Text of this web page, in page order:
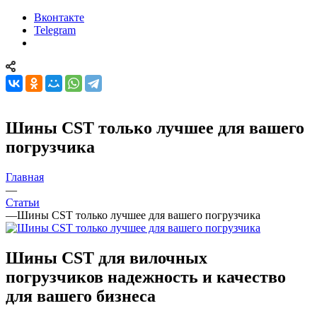
Вконтакте
Telegram
Шины CST только лучшее для вашего
погрузчика
Главная
—
Статьи
—Шины CST только лучшее для вашего погрузчика
Шины CST для вилочных
погрузчиков надежность и качество
для вашего бизнеса